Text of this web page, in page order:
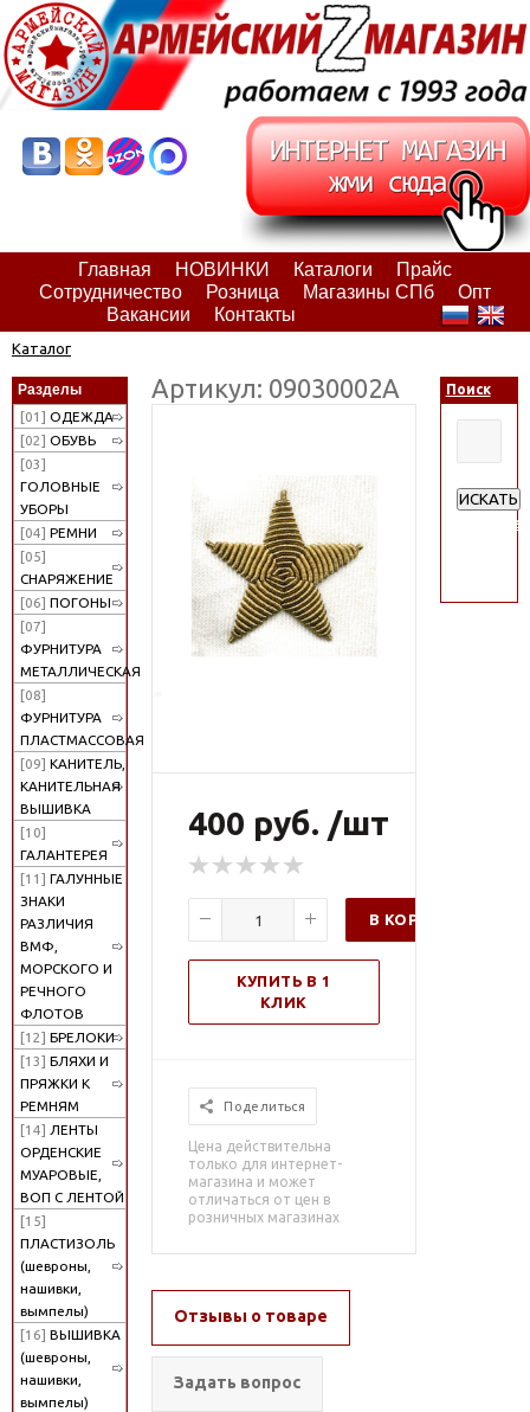
Главная НОВИНКИ Каталоги
Прайс
Сотрудничество
Розница Магазины СПб
Опт
Вакансии
Контакты
Каталог
Разделы
[01] ОДЕЖДА
[02] ОБУВЬ
[03]
ГОЛОВНЫЕ
УБОРЫ
[04] РЕМНИ
[05]
СНАРЯЖЕНИЕ
[06] ПОГОНЫ
[07]
ФУРНИТУРА
МЕТАЛЛИЧЕСКАЯ
[08]
ФУРНИТУРА
ПЛАСТМАССОВАЯ
[09] КАНИТЕЛЬ,
КАНИТЕЛЬНАЯ
ВЫШИВКА
[10]
ГАЛАНТЕРЕЯ
[11] ГАЛУННЫЕ
ЗНАКИ
РАЗЛИЧИЯ
ВМФ,
МОРСКОГО И
РЕЧНОГО
ФЛОТОВ
[12] БРЕЛОКИ
[13] БЛЯХИ И
ПРЯЖКИ К
РЕМНЯМ
[14] ЛЕНТЫ
ОРДЕНСКИЕ
МУАРОВЫЕ,
ВОП С ЛЕНТОЙ
[15]
ПЛАСТИЗОЛЬ
(шевроны,
нашивки,
вымпелы)
[16] ВЫШИВКА
(шевроны,
нашивки,
вымпелы)
Артикул: 09030002А
400 руб. /шт
В КОРЗИНУ
КУПИТЬ В 1
КЛИК
Поделиться
Цена действительна
только для интернет-
магазина и может
отличаться от цен в
розничных магазинах
Отзывы о товаре
Задать вопрос
Поиск
ИСКАТЬ